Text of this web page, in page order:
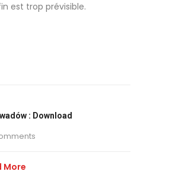
est trop prévisible.
: Download
More